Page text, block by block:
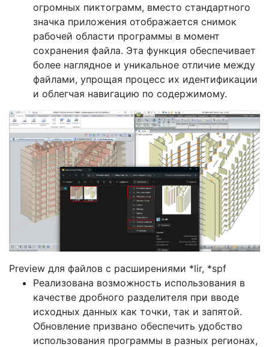
огромных пиктограмм, вместо стандартного
значка приложения отображается снимок
рабочей области программы в момент
сохранения файла. Эта функция обеспечивает
более наглядное и уникальное отличие между
файлами, упрощая процесс их идентификации
и облегчая навигацию по содержимому.
Preview для файлов с расширениями *lir, *spf
Реализована возможность использования в
качестве дробного разделителя при вводе
исходных данных как точки, так и запятой.
Обновление призвано обеспечить удобство
использования программы в разных регионах,